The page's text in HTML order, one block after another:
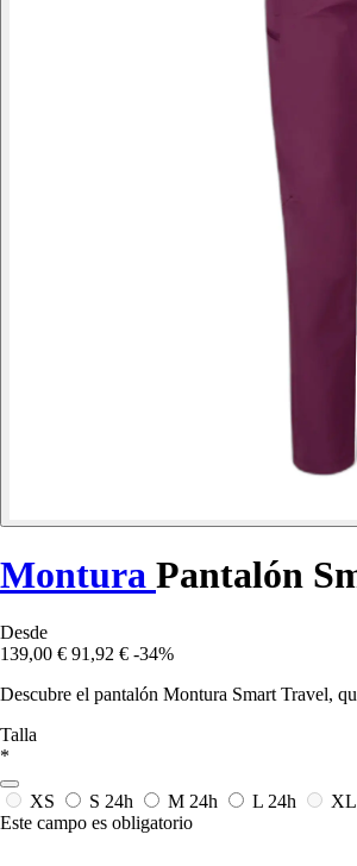
Montura Pantalón
Desde
139,00 € 91,92 € -34%
Descubre el pantalón Montura Smart Travel,
Talla
*
XS S 24h M 24h L 24h
XL
Este campo es obligatorio